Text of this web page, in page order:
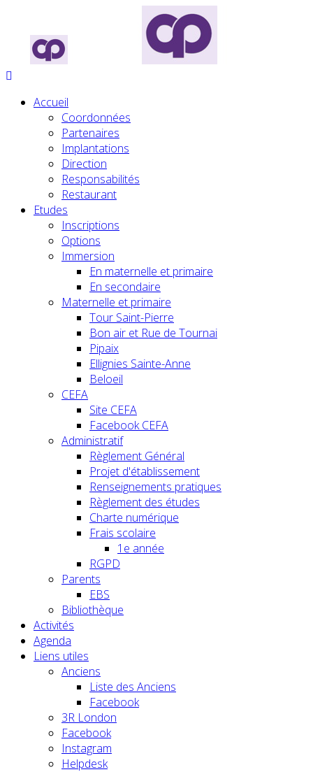
Accueil
Coordonnées
Partenaires
Implantations
Direction
Responsabilités
Restaurant
Etudes
Inscriptions
Options
Immersion
En maternelle et primaire
En secondaire
Maternelle et primaire
Tour Saint-Pierre
Bon air et Rue de Tournai
Pipaix
Ellignies Sainte-Anne
Beloeil
CEFA
Site CEFA
Facebook CEFA
Administratif
Règlement Général
Projet d'établissement
Renseignements pratiques
Règlement des études
Charte numérique
Frais scolaire
1e année
RGPD
Parents
EBS
Bibliothèque
Activités
Agenda
Liens utiles
Anciens
Liste des Anciens
Facebook
3R London
Facebook
Instagram
Helpdesk